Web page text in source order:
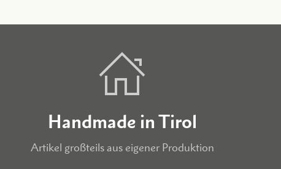
Handmade in Tirol
Artikel großteils aus eigener Produktion